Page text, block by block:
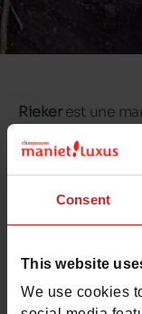
Consent
This website
We use cookies
Riekerest une
chaussures
tendances,
des chocs, une
offrent de